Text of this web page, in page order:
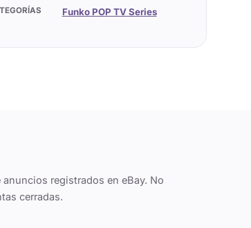
Funko POP TV Series
registrados en eBay. No
cerradas.